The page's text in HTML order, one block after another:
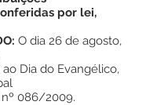
por lei,
O dia 26 de agosto,
Dia do Evangélico,
086/2009.